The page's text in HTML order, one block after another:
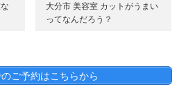
大分市 美容室 カットがうまい
ってなんだろう？
ご予約はこちらから